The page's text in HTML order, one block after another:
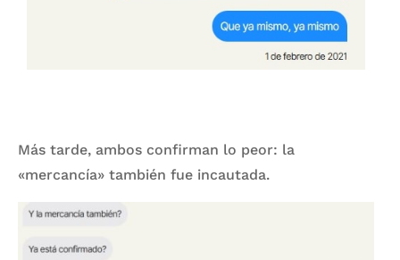
Más tarde, ambos confirman lo peor: la
«mercancía» también fue incautada.